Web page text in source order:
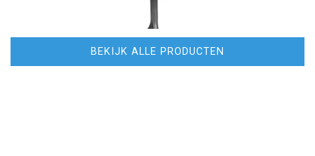
BEKIJK ALLE PRODUCTEN